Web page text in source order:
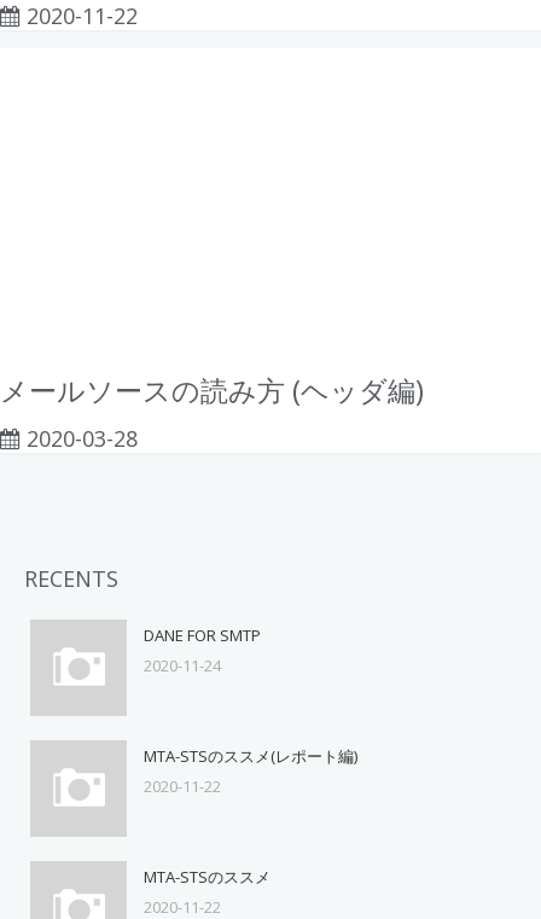
2020-11-22
メールソースの読み方 (ヘッダ編)
2020-03-28
RECENTS
DANE FOR SMTP
2020-11-24
MTA-STSのススメ(レポート編)
2020-11-22
MTA-STSのススメ
2020-11-22